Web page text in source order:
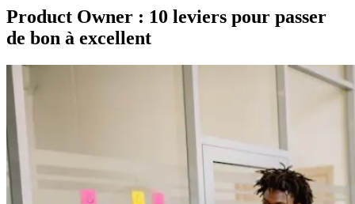
Product Owner : 10 leviers pour passer
de bon à excellent